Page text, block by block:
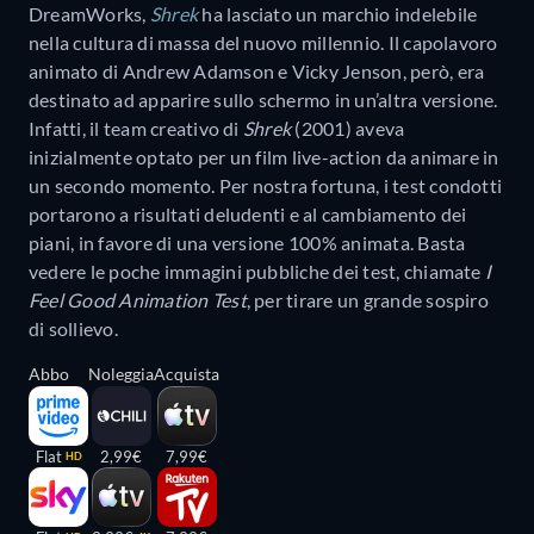
DreamWorks, Shrekha lasciato un marchio indelebile
nella cultura di massa del nuovo millennio. Il capolavoro
animato di Andrew Adamson e Vicky Jenson, però, era
destinato ad apparire sullo schermo in un’altra versione.
Infatti, il team creativo di Shrek(2001) aveva
inizialmente optato per un film live-action da animare in
un secondo momento. Per nostra fortuna, i test condotti
portarono a risultati deludenti e al cambiamento dei
piani, in favore di una versione 100% animata. Basta
vedere le poche immagini pubbliche dei test, chiamate I
Feel Good Animation Test, per tirare un grande sospiro
di sollievo.
Abbo
Flat HD
Noleggia
2,99€
Acquista
7,99€